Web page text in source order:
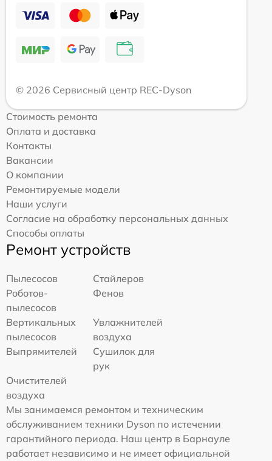
© 2026 Сервисный центр REC-Dyson
Стоимость ремонта
Оплата и доставка
Контакты
Вакансии
О компании
Ремонтируемые модели
Наши услуги
Согласие на обработку персональных данных
Способы оплаты
Ремонт устройств
Пылесосов
Стайлеров
Роботов-
пылесосов
Фенов
Вертикальных
пылесосов
Увлажнителей
воздуха
Выпрямителей
Сушилок для
рук
Очистителей
воздуха
Мы занимаемся ремонтом и техническим
обслуживанием техники Dyson по истечении
гарантийного периода. Наш центр в Барнауле
работает независимо и не имеет официальной